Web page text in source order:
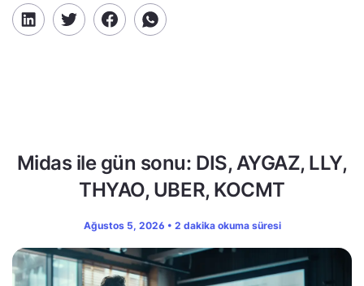
Midas ile gün sonu: DIS, AYGAZ, LLY,
THYAO, UBER, KOCMT
Ağustos 5, 2026 • 2 dakika okuma süresi